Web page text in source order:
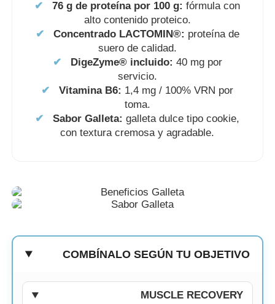
✔ 76 g de proteína por 100 g: fórmula con
alto contenido proteico.
✔
Concentrado LACTOMIN®: proteína de
suero de calidad.
✔
DigeZyme® incluido: 40 mg por
servicio.
✔
Vitamina B6: 1,4 mg / 100% VRN por
toma.
✔
Sabor Galleta: galleta dulce tipo cookie,
con textura cremosa y agradable.
COMBÍNALO SEGÚN TU OBJETIVO
MUSCLE RECOVERY